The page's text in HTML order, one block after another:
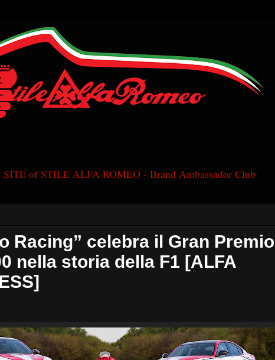
of STILE ALFA ROMEO - Brand Ambassador Club
Racing” celebra il Gran Premio
nella storia della F1 [ALFA